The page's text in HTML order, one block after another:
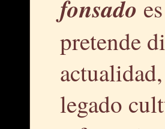
fonsado
pretende
legado